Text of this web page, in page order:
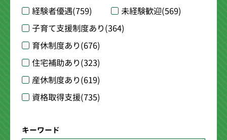
経験者優遇(759) 未経験歓迎(569)
子育て支援制度あり(364)
育休制度あり(676)
住宅補助あり(323)
産休制度あり(619)
資格取得支援(735)
キーワード